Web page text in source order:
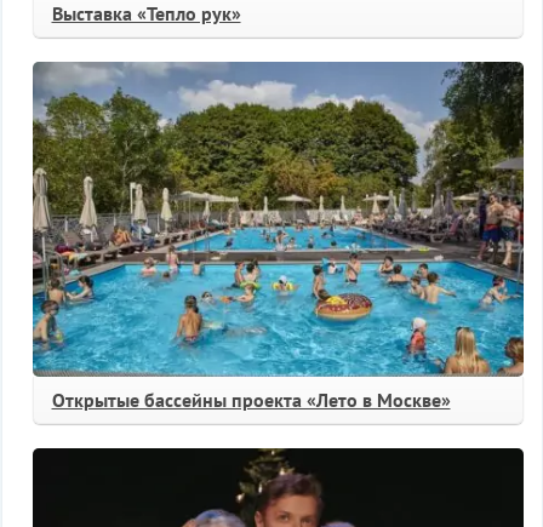
Выставка «Тепло рук»
Открытые бассейны проекта «Лето в Москве»